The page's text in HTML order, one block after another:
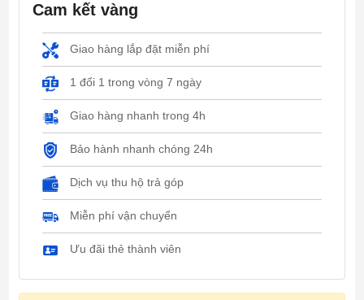
Cam kết vàng
Giao hàng lắp đặt miễn phí
1 đổi 1 trong vòng 7 ngày
Giao hàng nhanh trong 4h
Bảo hành nhanh chóng 24h
Dịch vụ thu hộ trả góp
Miễn phí vận chuyển
Ưu đãi thẻ thành viên